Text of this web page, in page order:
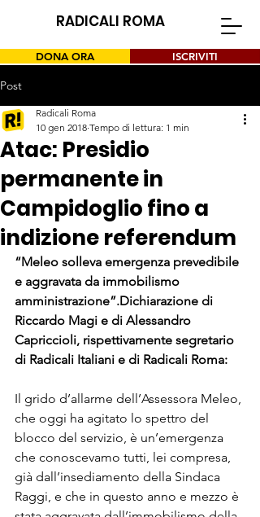
RADICALI ROMA
DONA ORA ISCRIVITI
Post
Atac: Presidio
permanente in
Campidoglio fino a
indizione referendum
Radicali Roma
10 gen 2018 Tempo di lettura: 1 min
“Meleo solleva emergenza prevedibile
e aggravata da immobilismo
amministrazione”.Dichiarazione di
Riccardo Magi e di Alessandro
Capriccioli, rispettivamente segretario
di Radicali Italiani e di Radicali Roma:
Il grido d’allarme dell’Assessora Meleo,
che oggi ha agitato lo spettro del
blocco del servizio, è un’emergenza
che conoscevamo tutti, lei compresa,
già dall’insediamento della Sindaca
Raggi, e che in questo anno e mezzo è